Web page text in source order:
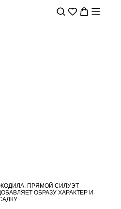
ПРЯМОЙ СИЛУЭТ
ОБРАЗУ ХАРАКТЕР И